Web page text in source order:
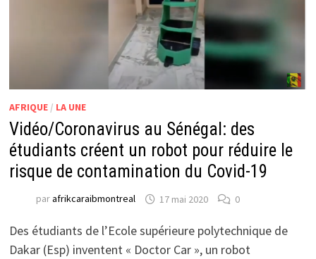
AFRIQUE/ LA UNE
Vidéo/Coronavirus au Sénégal: des
étudiants créent un robot pour réduire le
risque de contamination du Covid-19
parafrikcaraibmontreal 17 mai 2020 0
Des étudiants de l’Ecole supérieure polytechnique de
Dakar (Esp) inventent « Doctor Car », un robot